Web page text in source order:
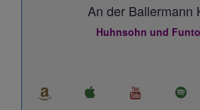
An der Ballermann
Huhnsohn und